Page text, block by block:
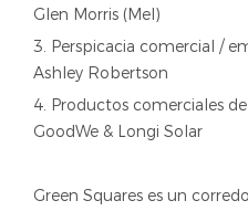
Glen Morris (Mel)
3. Perspicacia comercial /
Ashley Robertson
4. Productos comerciales
GoodWe & Longi Solar
Green Squares es un